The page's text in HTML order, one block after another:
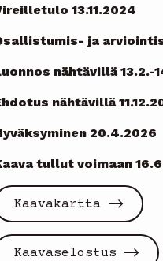
13.11.2024
ja
nähtävillä 13.2.-
nähtävillä
20.4.2026
tullut voimaan
Kaavakartta
Kaavaselostus